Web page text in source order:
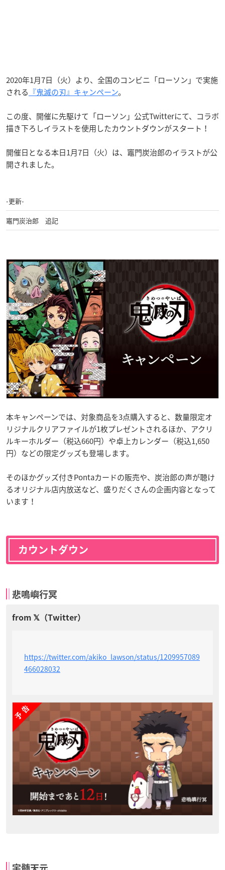
2020年1月7日（火）より、全国のコンビニ「ローソン」で実施
される 『鬼滅の刃』キャンペーン。
この度、開催に先駆けて「ローソン」公式Twitterにて、コラボ
描き下ろしイラストを使用したカウントダウンがスタート！
開催日となる本日1月7日（火）は、竈門炭治郎のイラストが公
開されました。
-更新-
竈門炭治郎 追記
本キャンペーンでは、対象商品を3点購入すると、数量限定オ
リジナルクリアファイルが1枚プレゼントされるほか、アクリ
ルキーホルダー（税込660円）や卓上カレンダー（税込1,650
円）などの限定グッズも登場します。
そのほかグッズ付きPontaカードの販売や、炭治郎の声が聴け
るオリジナル店内放送など、盛りだくさんの企画内容となって
います！
カウントダウン
悲鳴嶼行冥
https://twitter.com/akiko_lawson/status/1209957089
466028032
宇髄天元